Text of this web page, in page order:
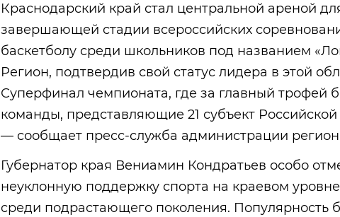
Краснодарский край стал центральной ареной
завершающей стадии всероссийских
баскетболу среди школьников под названием
Регион, подтвердив свой статус лидера в этой
Суперфинал чемпионата, где за главный трофей
команды, представляющие 21 субъект
— сообщает пресс-служба администрации
Губернатор края Вениамин Кондратьев особо
неуклонную поддержку спорта на краевом
среди подрастающего поколения. Популярность